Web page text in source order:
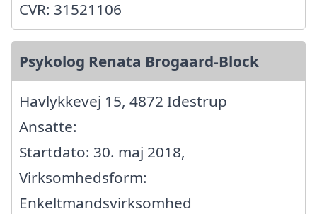
CVR: 31521106
Psykolog Renata Brogaard-Block
Havlykkevej 15, 4872 Idestrup
Ansatte:
Startdato: 30. maj 2018,
Virksomhedsform:
Enkeltmandsvirksomhed